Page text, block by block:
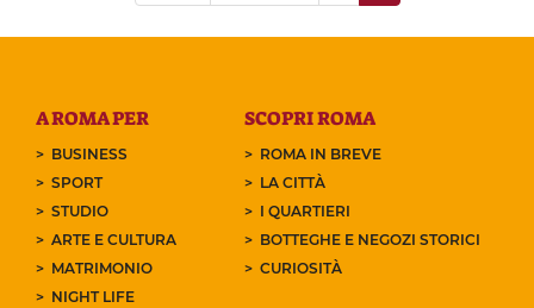
A ROMA PER
BUSINESS
SPORT
STUDIO
ARTE E CULTURA
MATRIMONIO
NIGHT LIFE
SCOPRI ROMA
ROMA IN BREVE
LA CITTÀ
I QUARTIERI
BOTTEGHE E NEGOZI STORICI
CURIOSITÀ